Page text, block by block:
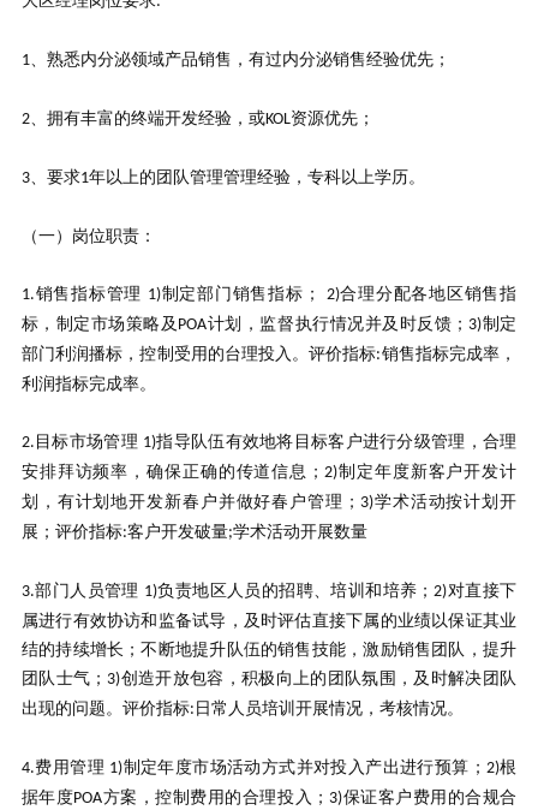
1、熟悉内分泌领域产品销售，有过内分泌销售经验优先；
2、拥有丰富的终端开发经验，或KOL资源优先；
3、要求1年以上的团队管理管理经验，专科以上学历。
（一）岗位职责：
1.销售指标管理 1)制定部门销售指标； 2)合理分配各地区销售指
标，制定市场策略及 POA计划，监督执行情况并及时反馈； 3)制定
部门利润播标，控制受用的台理投入。评价指标:销售指标完成率，
利润指标完成率。
2. 目标市场管理 1)指导队伍有效地将目标客户进行分级管理，合理
安排拜访频率，确保正确的传道信息；2)制定年度新客户开发计
划，有计划地开发新春户并做好春户管理； 3)学术活动按计划开
展；评价指标:客户开发破量;学术活动开展数量
3.部门人员管理 1)负责地区人员的招聘、培训和培养；2)对直接下
属进行有效协访和监备试导，及时评估直接下属的业绩以保证其业
结的持续增长；不断地提升队伍的销售技能，激励销售团队，提升
团队士气； 3)创造开放包容，积极向上的团队氛围，及时解决团队
出现的问题。评价指标: 日常人员培训开展情况，考核情况。
4.费用管理 1)制定年度市场活动方式并对投入产出进行预算； 2)根
据年度POA方案，控制费用的合理投入； 3)保证客户费用的合规合